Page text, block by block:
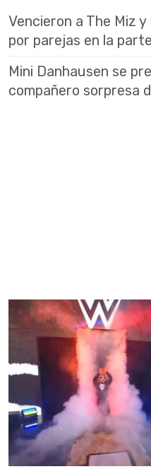
Vencieron a The Miz
por parejas en la
Mini Danhausen se
compañero sorpresa